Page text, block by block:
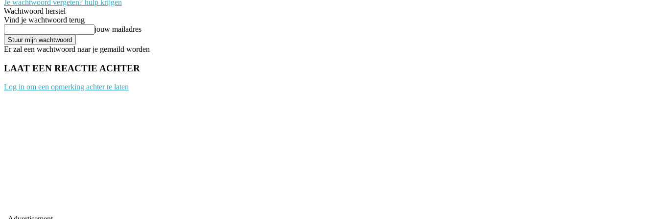
Je wachtwoord vergeten? hulp krijgen
Wachtwoord herstel
Vind je wachtwoord terug
jouw mailadres
Er zal een wachtwoord naar je gemaild worden
LAAT EEN REACTIE ACHTER
Log in om een opmerking achter te laten